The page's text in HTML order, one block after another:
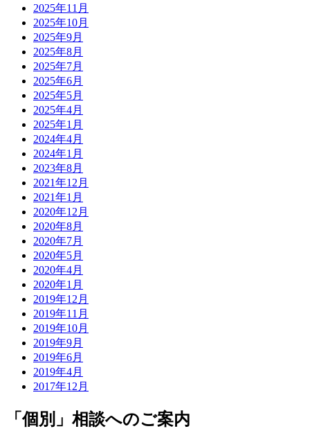
2025年11月
2025年10月
2025年9月
2025年8月
2025年7月
2025年6月
2025年5月
2025年4月
2025年1月
2024年4月
2024年1月
2023年8月
2021年12月
2021年1月
2020年12月
2020年8月
2020年7月
2020年5月
2020年4月
2020年1月
2019年12月
2019年11月
2019年10月
2019年9月
2019年6月
2019年4月
2017年12月
「個別」相談へのご案内